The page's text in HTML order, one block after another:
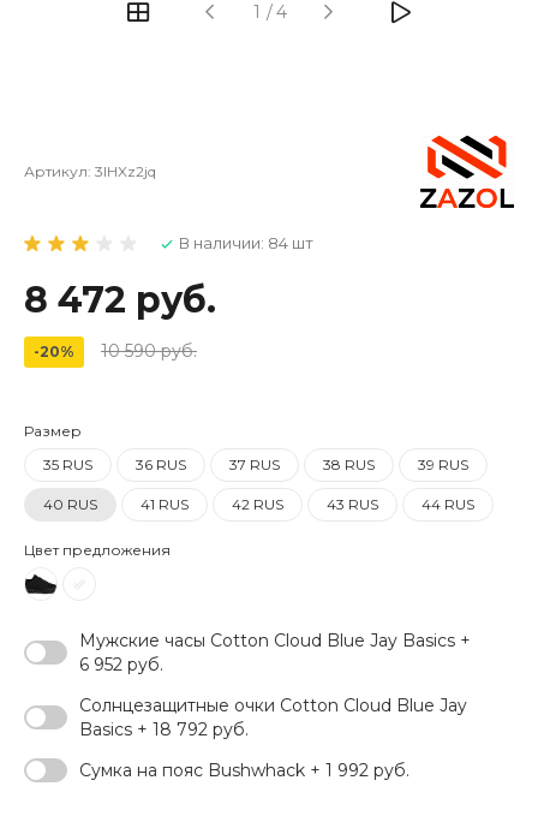
1 /4
Артикул: 3lHXz2jq
В наличии: 84 шт
8 472 руб.
-20% 10 590 руб.
Размер
35 RUS
36 RUS 37 RUS 38 RUS 39 RUS
40 RUS 41 RUS 42 RUS 43 RUS 44 RUS
Цвет предложения
Мужские часы Cotton Cloud Blue Jay Basics +
6 952 руб.
Солнцезащитные очки Cotton Cloud Blue Jay
Basics + 18 792 руб.
Сумка на пояс Bushwhack + 1 992 руб.